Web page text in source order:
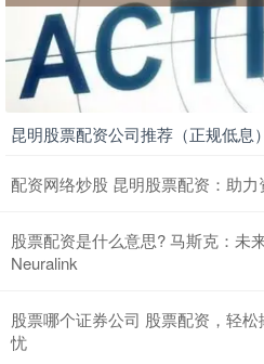
昆明股票配资公司推荐（正规低息）
配资网络炒股 昆明股票配资：助
股票配资是什么意思? 马斯克：未
Neuralink
股票哪个证券公司 股票配资，轻
忧